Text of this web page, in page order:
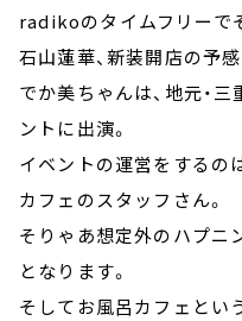
radikoのタイムフリーで
石山蓮華、新装開店の予感
でか美ちゃんは、地元・
ントに出演。
イベントの運営をするの
カフェのスタッフさん。
そりゃあ想定外のハプニ
となります。
そしてお風呂カフェとい